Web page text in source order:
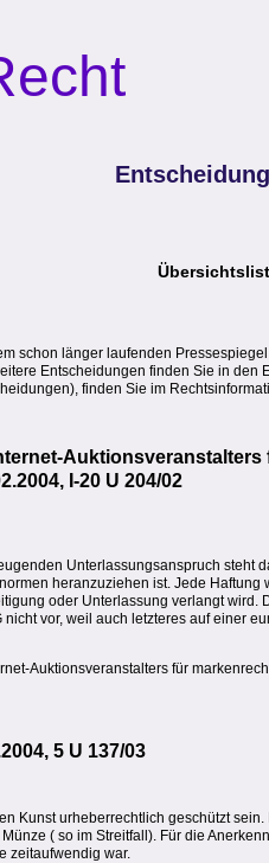
schon länger laufenden
Entscheidungen finden Sie in
finden Sie im
I-20 U 204/02
Unterlassungsanspruch steht
heranzuziehen ist. Jede
oder Unterlassung verlangt
vor, weil auch letzteres auf einer
Auktionsveranstalters für
5 U 137/03
Kunst urheberrechtlich geschützt
( so im Streitfall). Für die
zeitaufwendig war.